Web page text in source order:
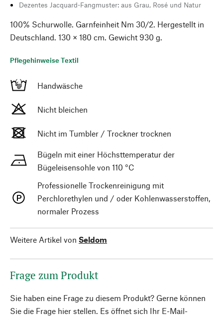
Dezentes Jacquard-Fangmuster: aus Grau, Rosé und Natur
100% Schurwolle. Garnfeinheit Nm 30/2. Hergestellt in
Deutschland. 130 × 180 cm. Gewicht 930 g.
Pflegehinweise Textil
Handwäsche
Nicht bleichen
Nicht im Tumbler / Trockner trocknen
Bügeln mit einer Höchsttemperatur der
Bügeleisensohle von 110 °C
Professionelle Trockenreinigung mit
Perchlorethylen und / oder Kohlenwasserstoffen,
normaler Prozess
Weitere Artikel von Seldom
Frage zum Produkt
Sie haben eine Frage zu diesem Produkt? Gerne können
Sie die Frage hier stellen. Es öffnet sich Ihr E-Mail-